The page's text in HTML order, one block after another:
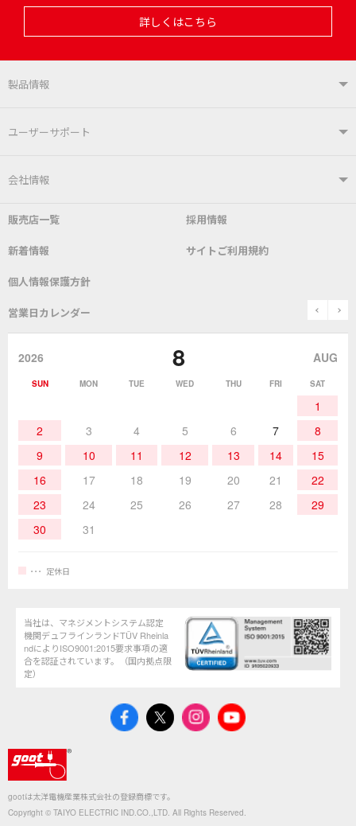
詳しくはこちら
製品情報
製品情報TOP
はんだ付けシステム
こて先 自動はんだ送り装置
表面実装/SMT関連
作業環境／材料
ユーザーサポート
ユーザーサポートTOP
よくあるご質問 デモ機貸し出しサービス
SDS(MSDS)製品
取扱説明書
該非説明発行の申込み
会社情報
会社概要 社長あいさつ
グットのあゆみ
販売店一覧 採用情報
新着情報 サイトご利用規約
個人情報保護方針
営業日カレンダー prev
2026 8 AUG
SUN MON TUE WED THU FRI SAT
1
2
3 4 5 6 7
8
9
10 11 12 13 14
15
16
17 18 19 20 21
22
23
24 25 26 27 28
29
30
31
定休日
当社は、マネジメントシステム認定
機関デュフラインランドTÜV Rheinla
ndによりISO9001:2015要求事項の適
合を認証されています。（国内拠点限
定）
gootは太洋電機産業株式会社の登録商標です。
Copyright © TAIYO ELECTRIC IND.CO.,LTD. All Rights Reserved.